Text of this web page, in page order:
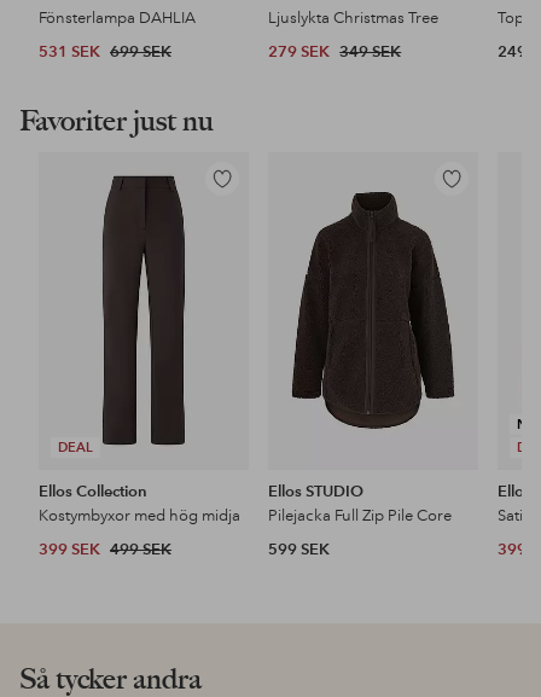
Fönsterlampa DAHLIA
531 SEK 699 SEK
Ljuslykta Christmas Tree
279 SEK 349 SEK
249
Favoriter just nu
DEAL
Lägg
Ellos Collection
Kostymbyxor med hög midja
399 SEK 499 SEK
Lägg
favoriter
Ellos STUDIO
Pilejacka Full Zip Pile Core
599 SEK
Ellos
399
Så tycker andra